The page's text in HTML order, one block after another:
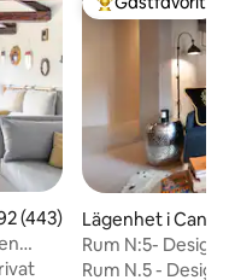
av 5 i genomsnittligt
(443)
Populär
Lägenhet i
Rum N:5-
Rum N.5 - Design